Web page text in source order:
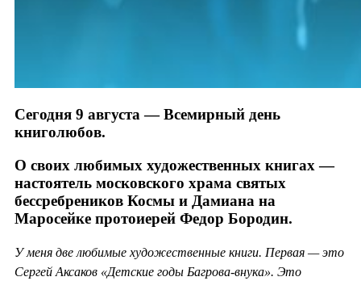
Сегодня 9 августа — Всемирный день
книголюбов.
О своих любимых художественных книгах —
настоятель московского храма святых
бессребреников Космы и Дамиана на
Маросейке протоиерей Федор Бородин.
У меня две любимые художественные книги. Первая — это
Сергей Аксаков «Детские годы Багрова-внука». Это